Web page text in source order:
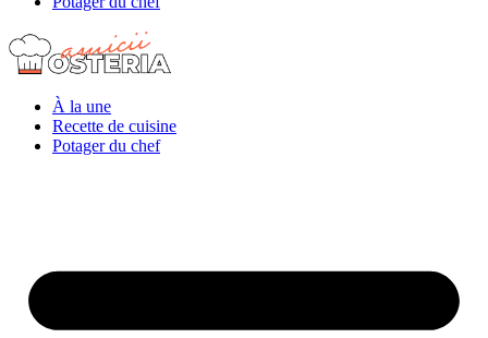
À la une
Recette de cuisine
Potager du chef